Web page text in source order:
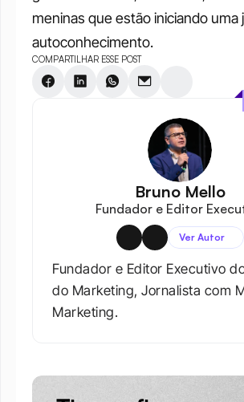
meninas que estão iniciando uma
autoconhecimento.
COMPARTILHAR ESSE POST
Bruno Mello
Fundador e Editor
Ver Autor
Fundador e Editor Executivo
do Marketing, Jornalista com
Marketing.